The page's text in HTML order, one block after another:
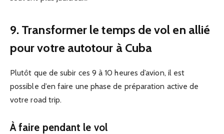
9. Transformer le temps de vol en allié
pour votre autotour à Cuba
Plutôt que de subir ces 9 à 10 heures d’avion, il est
possible d’en faire une phase de préparation active de
votre road trip.
À faire pendant le vol